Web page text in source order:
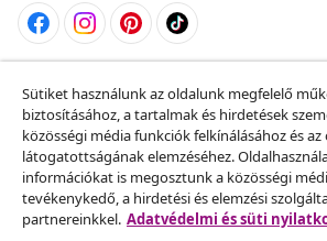
Szerződéstől való elállás
Küldj be egy rendelés lemondására
kérelmet.
Szerződéstől való
Sütiket használunk az oldalunk megfelelő
biztosításához, a tartalmak és hirdetések
közösségi média funkciók felkínálásához és
látogatottságának elemzéséhez.
információkat is megosztunk a közösségi
tevékenykedő, a hirdetési és elemzési
partnereinkkel. Adatvédelmi és süti